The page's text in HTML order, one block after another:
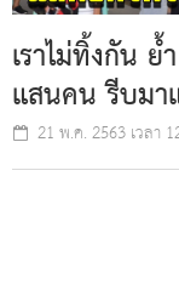
เราไม่ทิ้งกัน
แสนคน รีบม
21 พ.ค. 2563 เวลา